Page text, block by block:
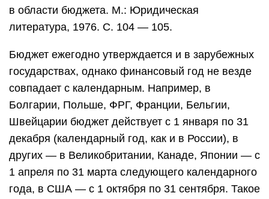
в области бюджета. М.: Юридическая
литература, 1976. С. 104 — 105.
Бюджет ежегодно утверждается и в зарубежных
государствах, однако финансовый год не везде
совпадает с календарным. Например, в
Болгарии, Польше, ФРГ, Франции, Бельгии,
Швейцарии бюджет действует с 1 января по 31
декабря (календарный год, как и в России), в
других — в Великобритании, Канаде, Японии — с
1 апреля по 31 марта следующего календарного
года, в США — с 1 октября по 31 сентября. Такое